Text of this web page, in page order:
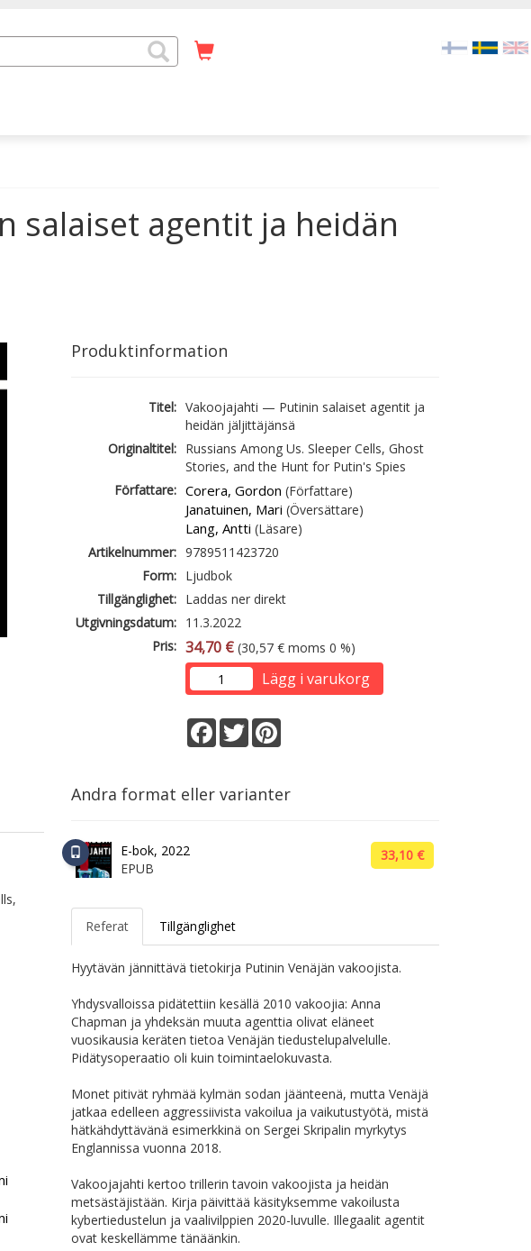
salaiset agentit ja heidän
Produktinformation
Titel: Vakoojajahti — Putinin salaiset agentit ja
heidän jäljittäjänsä
Originaltitel: Russians Among Us. Sleeper Cells, Ghost
Stories, and the Hunt for Putin's Spies
Författare: Corera, Gordon (Författare)
Janatuinen, Mari (Översättare)
Lang, Antti (Läsare)
Artikelnummer: 9789511423720
Form: Ljudbok
Tillgänglighet: Laddas ner direkt
Utgivningsdatum: 11.3.2022
Pris: 34,70 € (30,57 € moms 0 %)
Lägg i varukorg
Facebook
Twitter
Andra format eller varianter
E-bok, 2022
EPUB
33,10 €
Referat Tillgänglighet
Hyytävän jännittävä tietokirja Putinin Venäjän vakoojista.
Yhdysvalloissa pidätettiin kesällä 2010 vakoojia: Anna
Chapman ja yhdeksän muuta agenttia olivat eläneet
vuosikausia keräten tietoa Venäjän tiedustelupalvelulle.
Pidätysoperaatio oli kuin toimintaelokuvasta.
Monet pitivät ryhmää kylmän sodan jäänteenä, mutta Venäjä
jatkaa edelleen aggressiivista vakoilua ja vaikutustyötä, mistä
hätkähdyttävänä esimerkkinä on Sergei Skripalin myrkytys
Englannissa vuonna 2018.
Vakoojajahti kertoo trillerin tavoin vakoojista ja heidän
metsästäjistään. Kirja päivittää käsityksemme vakoilusta
kybertiedustelun ja vaalivilppien 2020-luvulle. Illegaalit agentit
ovat keskellämme tänäänkin.